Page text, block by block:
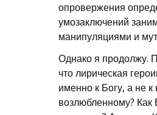
опровержения
умозаключений
манипуляциями и
Однако я продолжу.
что лирическая
именно к Богу, а не к
возлюбленному?